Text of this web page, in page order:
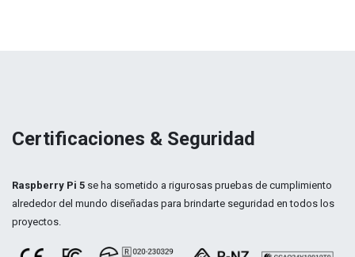
Certificaciones & Seguridad
Raspberry Pi 5 se ha sometido a rigurosas pruebas de cumplimiento
alrededor del mundo diseñadas para brindarte seguridad en todos los
proyectos.